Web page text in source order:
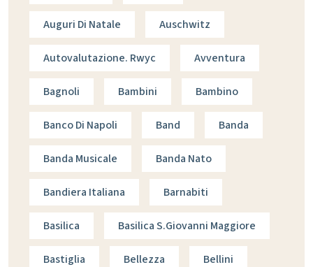
Auguri Di Natale Auschwitz
Autovalutazione. Rwyc Avventura
Bagnoli Bambini Bambino
Banco Di Napoli Band Banda
Banda Musicale Banda Nato
Bandiera Italiana Barnabiti
Basilica Basilica S.giovanni Maggiore
Bastiglia Bellezza Bellini